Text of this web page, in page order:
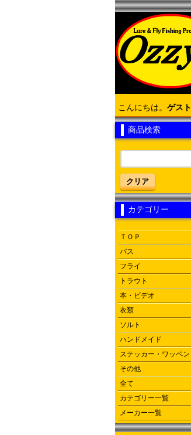
こんにちは。 ゲスト
商品検索
クリア
カテゴリー
ＴＯＰ
バス
フライ
トラウト
本・ビデオ
衣類
ソルト
ハンドメイド
ステッカー・ワッペン
その他
全て
カテゴリー一覧
メーカー一覧